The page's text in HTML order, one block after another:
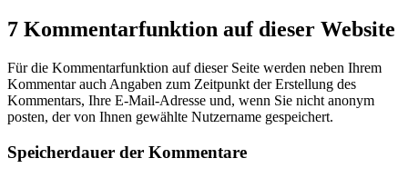
7 Kommentarfunktion auf dieser Website
Für die Kommentarfunktion auf dieser Seite werden neben Ihrem
Kommentar auch Angaben zum Zeitpunkt der Erstellung des
Kommentars, Ihre E-Mail-Adresse und, wenn Sie nicht anonym
posten, der von Ihnen gewählte Nutzername gespeichert.
Speicherdauer der Kommentare